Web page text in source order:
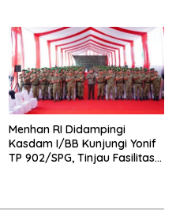
Menhan RI Didampingi
Kasdam I/BB Kunjungi Yonif
TP 902/SPG, Tinjau Fasilitas